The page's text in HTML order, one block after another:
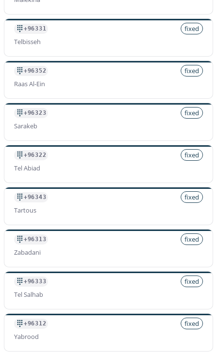
+96331
fixed
Telbisseh
+96352
fixed
Raas Al-Ein
+96323
fixed
Sarakeb
+96322
fixed
Tel Abiad
+96343
fixed
Tartous
+96313
fixed
Zabadani
+96333
fixed
Tel Salhab
+96312
fixed
Yabrood